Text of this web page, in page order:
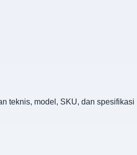
teknis, model, SKU, dan